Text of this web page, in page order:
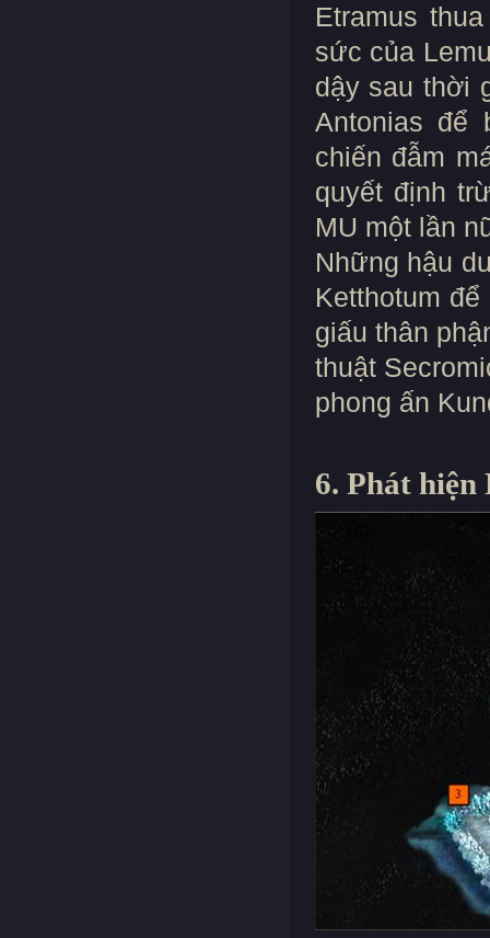
Etramus
sức của
dậy sau thời
Antonias để
chiến đẫm
quyết định
MU một lần
Những hậu
Ketthotum
giấu thân
thuật
phong ấn
6. Phát hiện